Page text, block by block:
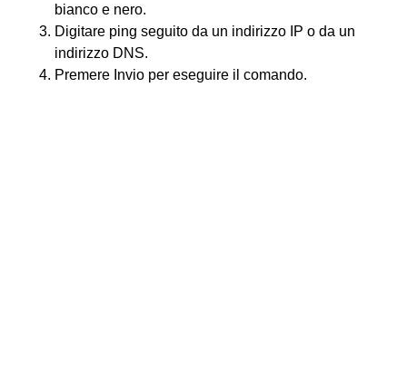
bianco e nero.
Digitare ping seguito da un indirizzo IP o da un
indirizzo DNS.
Premere Invio per eseguire il comando.